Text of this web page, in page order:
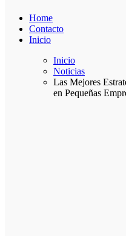
Home
Contacto
Inicio
Inicio
Noticias
Las Mejores
en Pequeñas